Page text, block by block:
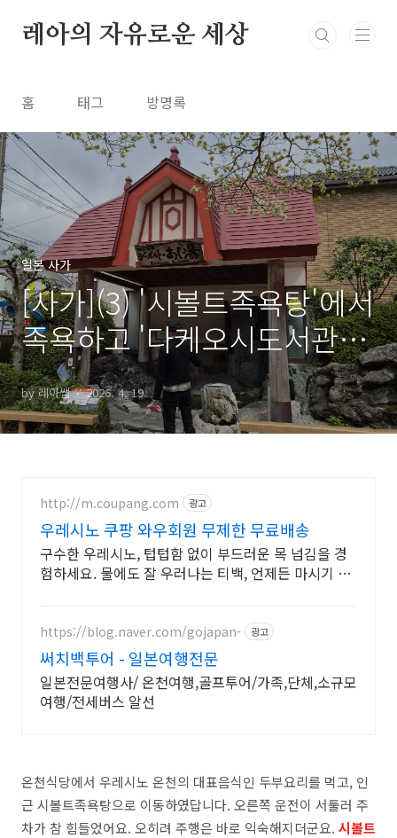
레아의 자유로운 세상
홈 태그 방명록
일본 사가
[사가](3) '시볼트족욕탕'에서
족욕하고 '다케오시도서관'으
로 이동
by 레아쌤 2026. 4. 19.
http://m.coupang.com 광고
우레시노 쿠팡 와우회원 무제한 무료배송
구수한 우레시노, 텁텁함 없이 부드러운 목 넘김을 경
험하세요. 물에도 잘 우러나는 티백, 언제든 마시기 좋
https://blog.naver.com/gojapan- 광고
써치백투어 - 일본여행전문
일본전문여행사/ 온천여행,골프투어/가족,단체,소규모
여행/전세버스 알선
온천식당에서 우레시노 온천의 대표음식인 두부요리를 먹고, 인
근 시볼트족욕탕으로 이동하였답니다. 오른쪽 운전이 서툴러 주
차가 참 힘들었어요. 오히려 주행은 바로 익숙해지더군요. 시볼트